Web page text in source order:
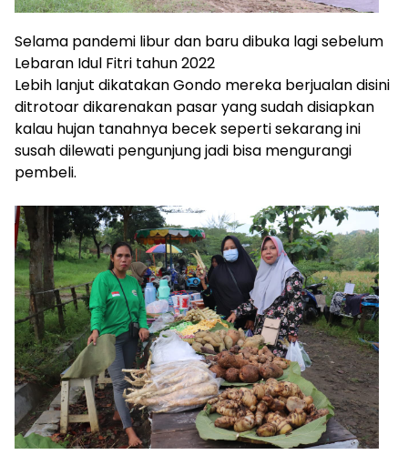
Selama pandemi libur dan baru dibuka lagi sebelum
Lebaran Idul Fitri tahun 2022
Lebih lanjut dikatakan Gondo mereka berjualan disini
ditrotoar dikarenakan pasar yang sudah disiapkan
kalau hujan tanahnya becek seperti sekarang ini
susah dilewati pengunjung jadi bisa mengurangi
pembeli.